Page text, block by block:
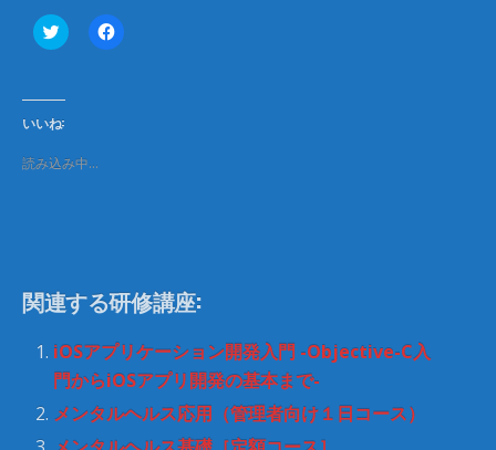
ク
リ
て
T
w
t
t
い
ウ
ン
ド
ウ
で
開
き
す
F
a
ク
し
て
だ
さ
い
(
新
し
ウ
いいね:
読み込み中…
関連する研修講座:
iOSアプリケーション開発入門 -Objective-C入
門からiOSアプリ開発の基本まで-
メンタルヘルス応用（管理者向け１日コース）